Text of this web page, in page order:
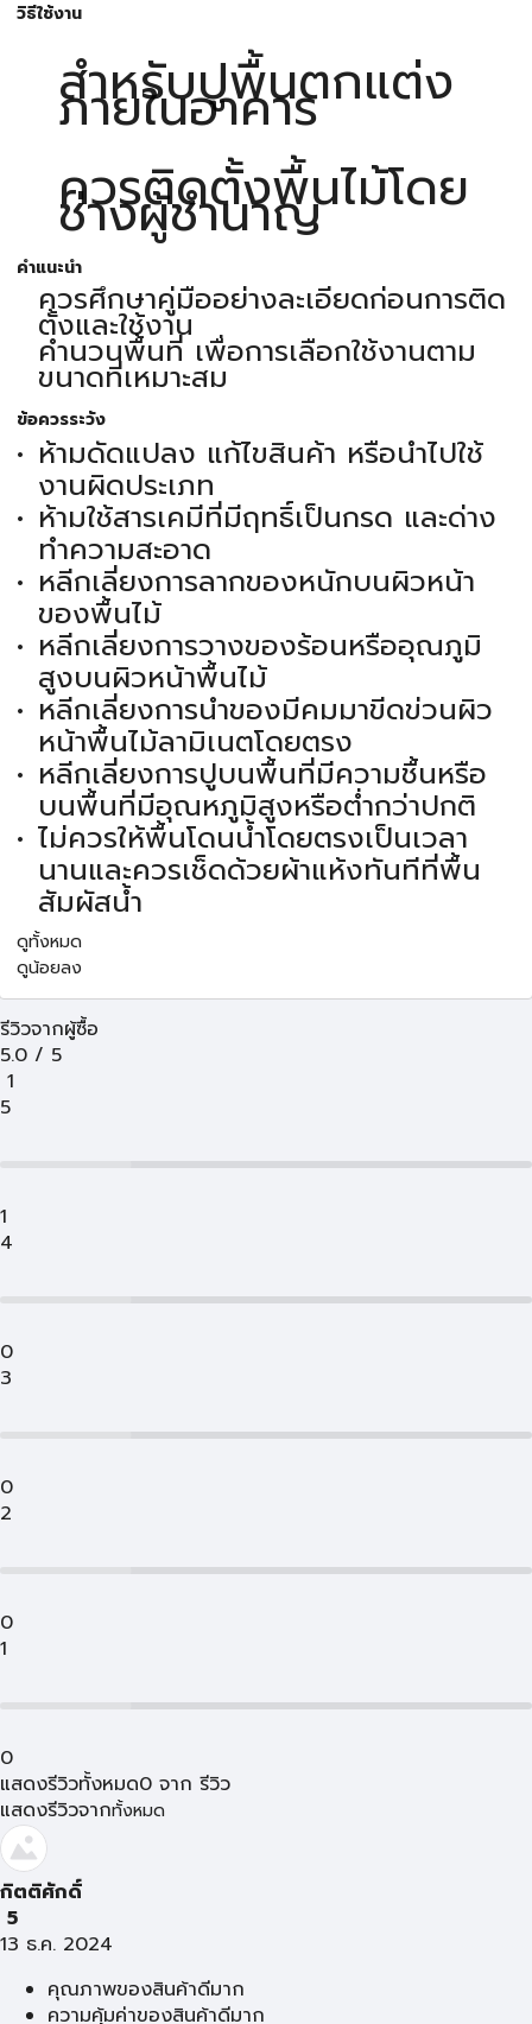
วิธีใช้งาน
สำหรับปูพื้นตกแต่ง
ภายในอาคาร
ควรติดตั้งพื้นไม้โดย
ช่างผู้ชำนาญ
คำแนะนำ
ควรศึกษาคู่มืออย่างละเอียดก่อนการติด
ตั้งและใช้งาน
คำนวนพื้นที่ เพื่อการเลือกใช้งานตาม
ขนาดที่เหมาะสม
ข้อควรระวัง
ห้ามดัดแปลง แก้ไขสินค้า หรือนำไปใช้
งานผิดประเภท
ห้ามใช้สารเคมีที่มีฤทธิ์เป็นกรด และด่าง
ทำความสะอาด
หลีกเลี่ยงการลากของหนักบนผิวหน้า
ของพื้นไม้
หลีกเลี่ยงการวางของร้อนหรืออุณภูมิ
สูงบนผิวหน้าพื้นไม้
หลีกเลี่ยงการนำของมีคมมาขีดข่วนผิว
หน้าพื้นไม้ลามิเนตโดยตรง
หลีกเลี่ยงการปูบนพื้นที่มีความชื้นหรือ
บนพื้นที่มีอุณหภูมิสูงหรือต่ำกว่าปกติ
ไม่ควรให้พื้นโดนน้ำโดยตรงเป็นเวลา
นานและควรเช็ดด้วยผ้าแห้งทันทีที่พื้น
สัมผัสน้ำ
ดูทั้งหมด
ดูน้อยลง
รีวิวจากผู้ซื้อ
5.0 / 5
1
5
1
4
0
3
0
2
0
1
0
แสดงรีวิวทั้งหมด0 จาก รีวิว
แสดงรีวิวจากทั้งหมด
กิตติศักดิ์
5
13 ธ.ค. 2024
คุณภาพของสินค้าดีมาก
ความคุ้มค่าของสินค้าดีมาก